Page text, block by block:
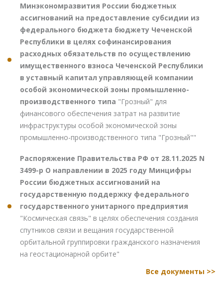
Минэкономразвития России бюджетных
ассигнований на предоставление субсидии из
федерального бюджета бюджету Чеченской
Республики в целях софинансирования
расходных обязательств по осуществлению
имущественного взноса Чеченской Республики
в уставный капитал управляющей компании
особой экономической зоны промышленно-
производственного типа "Грозный" для
финансового обеспечения затрат на развитие
инфраструктуры особой экономической зоны
промышленно-производственного типа "Грозный""
Распоряжение Правительства РФ от 28.11.2025 N
3499-р О направлении в 2025 году Минцифры
России бюджетных ассигнований на
государственную поддержку федерального
государственного унитарного предприятия
"Космическая связь" в целях обеспечения создания
спутников связи и вещания государственной
орбитальной группировки гражданского назначения
на геостационарной орбите"
Все документы >>